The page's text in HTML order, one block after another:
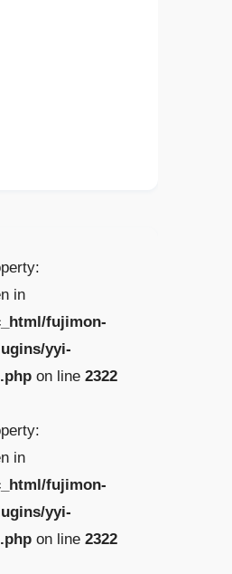
in
fujimon-
yyi-
on line 2322
in
fujimon-
yyi-
on line 2322